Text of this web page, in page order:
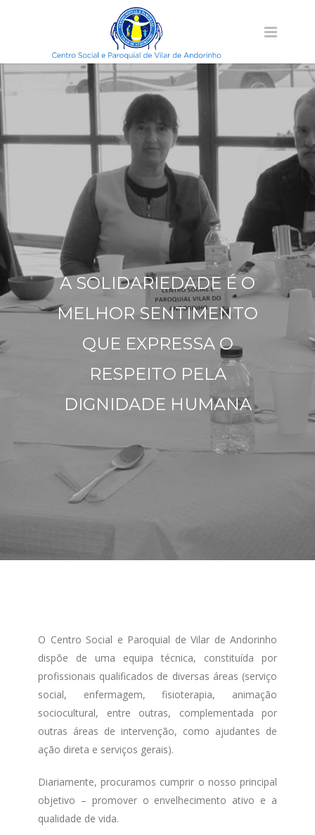
A SOLIDARIEDADE É O
MELHOR SENTIMENTO
QUE EXPRESSA O
RESPEITO PELA
DIGNIDADE HUMANA
O Centro Social e Paroquial de Vilar de Andorinho
dispõe de uma equipa técnica, constituída por
profissionais qualificados de diversas áreas (serviço
social, enfermagem, fisioterapia, animação
sociocultural, entre outras, complementada por
outras áreas de intervenção, como ajudantes de
ação direta e serviços gerais).
Diariamente, procuramos cumprir o nosso principal
objetivo – promover o envelhecimento ativo e a
qualidade de vida.